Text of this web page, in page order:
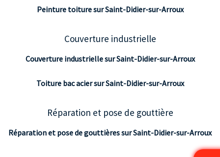
Peinture toiture sur Saint-Didier-sur-Arroux
Couverture industrielle
Couverture industrielle sur Saint-Didier-sur-Arroux
Toiture bac acier sur Saint-Didier-sur-Arroux
Réparation et pose de gouttière
Réparation et pose de gouttières sur Saint-Didier-sur-Arroux